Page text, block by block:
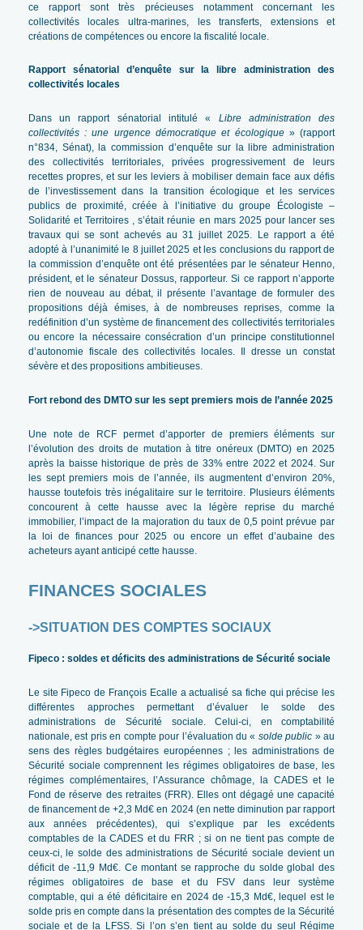
ce rapport sont très précieuses notamment concernant les
collectivités locales ultra-marines, les transferts, extensions et
créations de compétences ou encore la fiscalité locale.
Rapport sénatorial d’enquête sur la libre administration des
collectivités locales
Dans un rapport sénatorial intitulé « Libre administration des
collectivités : une urgence démocratique et écologique» (rapport
n°834, Sénat), la commission d’enquête sur la libre administration
des collectivités territoriales, privées progressivement de leurs
recettes propres, et sur les leviers à mobiliser demain face aux défis
de l’investissement dans la transition écologique et les services
publics de proximité, créée à l’initiative du groupe Écologiste –
Solidarité et Territoires , s’était réunie en mars 2025 pour lancer ses
travaux qui se sont achevés au 31 juillet 2025. Le rapport a été
adopté à l’unanimité le 8 juillet 2025 et les conclusions du rapport de
la commission d’enquête ont été présentées par le sénateur Henno,
président, et le sénateur Dossus, rapporteur. Si ce rapport n’apporte
rien de nouveau au débat, il présente l’avantage de formuler des
propositions déjà émises, à de nombreuses reprises, comme la
redéfinition d’un système de financement des collectivités territoriales
ou encore la nécessaire consécration d’un principe constitutionnel
d’autonomie fiscale des collectivités locales. Il dresse un constat
sévère et des propositions ambitieuses.
Fort rebond des DMTO sur les sept premiers mois de l’année 2025
Une note de RCF permet d’apporter de premiers éléments sur
l’évolution des droits de mutation à titre onéreux (DMTO) en 2025
après la baisse historique de près de 33% entre 2022 et 2024. Sur
les sept premiers mois de l’année, ils augmentent d’environ 20%,
hausse toutefois très inégalitaire sur le territoire. Plusieurs éléments
concourent à cette hausse avec la légère reprise du marché
immobilier, l’impact de la majoration du taux de 0,5 point prévue par
la loi de finances pour 2025 ou encore un effet d’aubaine des
acheteurs ayant anticipé cette hausse.
FINANCES SOCIALES
->SITUATION DES COMPTES SOCIAUX
Fipeco : soldes et déficits des administrations de Sécurité sociale
Le site Fipeco de François Ecalle a actualisé sa fiche qui précise les
différentes approches permettant d’évaluer le solde des
administrations de Sécurité sociale. Celui-ci, en comptabilité
nationale, est pris en compte pour l’évaluation du « solde public » au
sens des règles budgétaires européennes ; les administrations de
Sécurité sociale comprennent les régimes obligatoires de base, les
régimes complémentaires, l’Assurance chômage, la CADES et le
Fond de réserve des retraites (FRR). Elles ont dégagé une capacité
de financement de +2,3 Md€ en 2024 (en nette diminution par rapport
aux années précédentes), qui s’explique par les excédents
comptables de la CADES et du FRR ; si on ne tient pas compte de
ceux-ci, le solde des administrations de Sécurité sociale devient un
déficit de -11,9 Md€. Ce montant se rapproche du solde global des
régimes obligatoires de base et du FSV dans leur système
comptable, qui a été déficitaire en 2024 de -15,3 Md€, lequel est le
solde pris en compte dans la présentation des comptes de la Sécurité
sociale et de la LFSS. Si l’on s’en tient au solde du seul Régime